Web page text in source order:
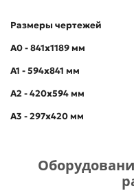
Размеры чертежей
А0 - 841х1189 мм
А1 - 594х841 мм
А2 - 420х594 мм
А3 - 297х420 мм